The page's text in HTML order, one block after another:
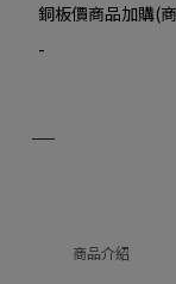
銅板價商品加購(
-
商品介紹